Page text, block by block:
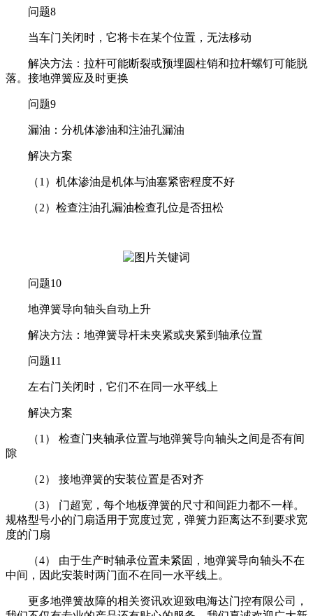
问题8
当车门关闭时，它将卡在某个位置，无法移动
解决方法：拉杆可能断裂或预埋圆柱销和拉杆螺钉可能脱
落。接地弹簧应及时更换
问题9
漏油：分机体渗油和注油孔漏油
解决方案
（1）机体渗油是机体与油塞紧密程度不好
（2）检查注油孔漏油检查孔位是否扭松
问题10
地弹簧导向轴头自动上升
解决方法：地弹簧导杆未夹紧或夹紧到轴承位置
问题11
左右门关闭时，它们不在同一水平线上
解决方案
（1） 检查门夹轴承位置与地弹簧导向轴头之间是否有间
隙
（2） 接地弹簧的安装位置是否对齐
（3） 门超宽，每个地板弹簧的尺寸和间距力都不一样。
规格型号小的门扇适用于宽度过宽，弹簧力距离达不到要求宽
度的门扇
（4） 由于生产时轴承位置未紧固，地弹簧导向轴头不在
中间，因此安装时两门面不在同一水平线上。
更多地弹簧故障的相关资讯欢迎致电海达门控有限公司，